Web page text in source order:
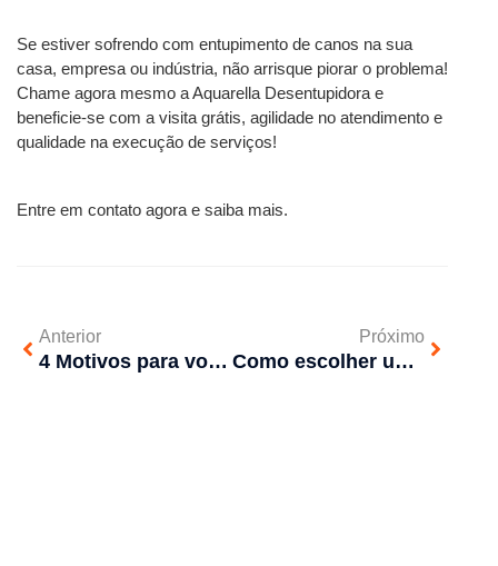
Se estiver sofrendo com entupimento de canos na sua
casa, empresa ou indústria, não arrisque piorar o problema!
Chame agora mesmo a Aquarella Desentupidora e
beneficie-se com a visita grátis, agilidade no atendimento e
qualidade na execução de serviços!
Entre em contato agora e saiba mais.
Anterior
4 Motivos para você não abrir mão da dedetização em seu imóvel
Próximo
Como escolher uma desentupidora em SP?